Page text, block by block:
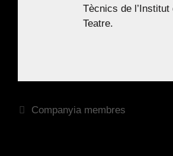
Tècnics de l’Institut
Teatre.
Companyia membres